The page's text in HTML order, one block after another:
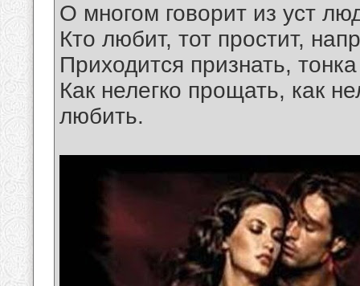
О многом говорит из уст
Кто любит, тот простит,
Приходится признать,
Как нелегко прощать, как
любить.